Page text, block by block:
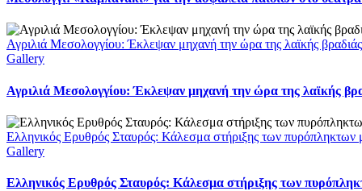
Αγριλιά Μεσολογγίου: Έκλεψαν μηχανή την ώρα της λαϊκής
Gallery
Αγριλιά Μεσολογγίου: Έκλεψαν μηχανή την ώρα της λαϊκής
Ελληνικός Ερυθρός Σταυρός: Κάλεσμα στήριξης των πυρόπληκτων
Gallery
Ελληνικός Ερυθρός Σταυρός: Κάλεσμα στήριξης των